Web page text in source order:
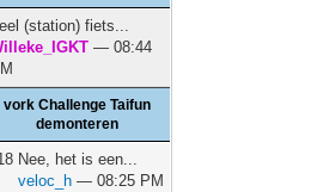
(station) fiets...
— 08:44
vork Challenge Taifun
demonteren
Nee, het is een...
veloc_h — 08:25 PM